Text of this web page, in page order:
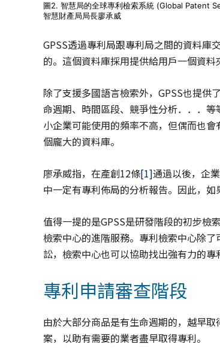
圖2. 智慧局的全球專利檢索系統 (Global Patent
智慧財產局局長廖承威
GPSS透過專利局跟專利局之間的資料庫
的。這個資料庫採用提供給用戶一個資
除了支援多國語言檢索外，GPSS也提供
命週期、時間區段、競爭性分析．．．
小企業可能使用的頻率不高，但偶而也
個龐大的資料庫。
廖承威指，在產創12條[1]通過以後，企
中一定有專利佈局的分析報告。因此，如
值得一提的是GPSS是研發階段的初步檢
檢索中心的進階服務。專利檢索中心除
訟，檢索中心也可以協助找出強有力的專
專利申請審查階段
由於大部分商品是有生命週期的，越早
案，以助有需要的業者盡早取得專利。